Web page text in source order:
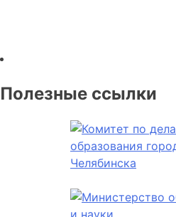
Полезные ссылки